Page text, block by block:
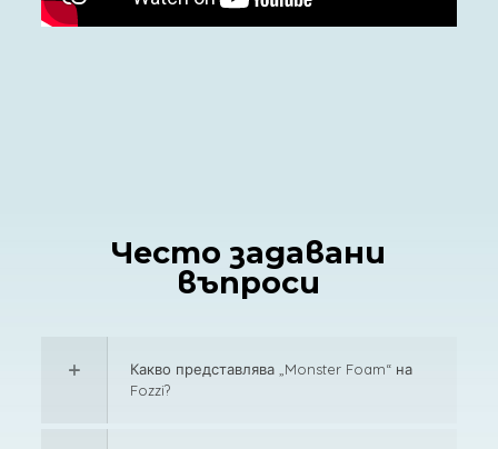
Често задавани
въпроси
Какво представлява „Monster Foam“ на
Fozzi?